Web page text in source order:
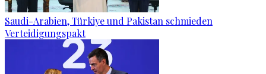
Saudi-Arabien, Türkiye und Pakistan schmieden
Verteidigungspakt